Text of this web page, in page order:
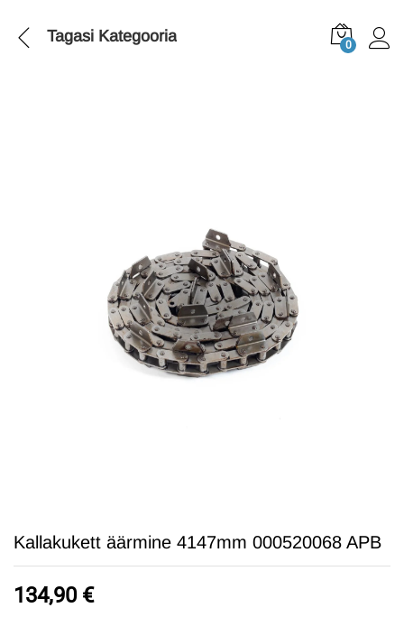
Tagasi Kategooria 0
Kallakukett äärmine 4147mm 000520068 APB
134,90 €